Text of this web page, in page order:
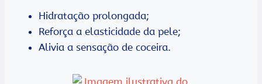
Hidratação prolongada;
Reforça a elasticidade da pele;
Alivia a sensação de coceira.